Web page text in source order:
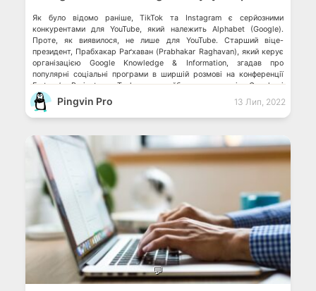
Як було відомо раніше, TikTok та Instagram є серйозними
конкурентами для YouTube, який належить Alphabet (Google).
Проте, як виявилося, не лише для YouTube. Старший віце-
президент, Прабхакар Раґхаван (Prabhakar Raghavan), який керує
організацією Google Knowledge & Information, згадав про
популярні соціальні програми в ширшій розмові на конференції
Fortune’s Brainstorm Tech про майбутнє продуктів Google і
використання штучного […]
Pingvin Pro 13 Лип, 2022
💬